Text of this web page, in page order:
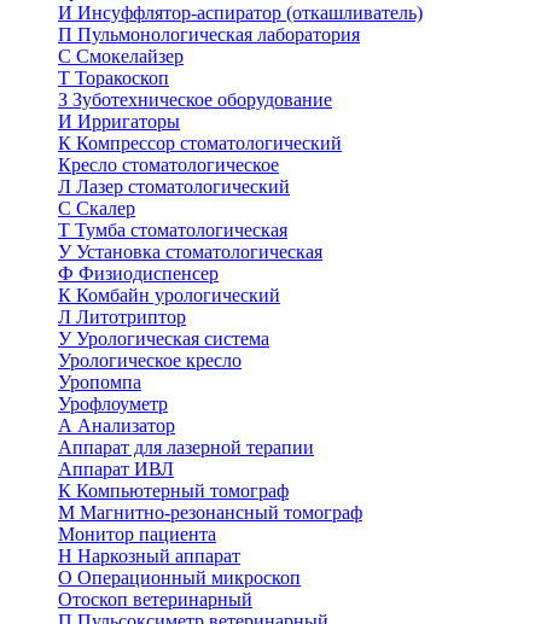
И Инсуффлятор-аспиратор (откашливатель)
П Пульмонологическая лаборатория
С Смокелайзер
Т Торакоскоп
З Зуботехническое оборудование
И Ирригаторы
К Компрессор стоматологический
Кресло стоматологическое
Л Лазер стоматологический
С Скалер
Т Тумба стоматологическая
УУстановка стоматологическая
Ф Физиодиспенсер
К Комбайн урологический
Л Литотриптор
УУрологическая система
Урологическое кресло
Уропомпа
Урофлоуметр
А Анализатор
Аппарат для лазерной терапии
Аппарат ИВЛ
К Компьютерный томограф
М Магнитно-резонансный томограф
Монитор пациента
Н Наркозный аппарат
О Операционный микроскоп
Отоскоп ветеринарный